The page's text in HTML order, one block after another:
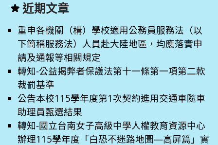
近期文章
重申各機關（構）學校適用公務員服務法（以
下簡稱服務法）人員赴大陸地區，均應落實申
請及通報等相關規定
轉知-公益揭弊者保護法第十一條第一項第二款
裁罰基準
公告本校115學年度第1次契約進用交通車隨車
助理員甄選結果
轉知-國立台南女子高級中學人權教育資源中心
辦理115學年度「白恐不迷路地圖—高屏篇」實